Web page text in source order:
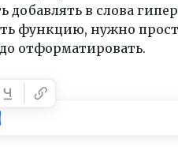
добавлять в слова
функцию, нужно
отформатировать.